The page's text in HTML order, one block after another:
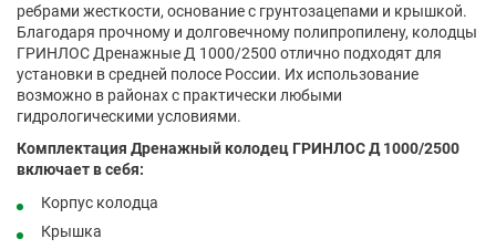
ребрами жесткости, основание с грунтозацепами и крышкой.
Благодаря прочному и долговечному полипропилену, колодцы
ГРИНЛОС Дренажные Д 1000/2500 отлично подходят для
установки в средней полосе России. Их использование
возможно в районах с практически любыми
гидрологическими условиями.
Комплектация Дренажный колодец ГРИНЛОС Д 1000/2500
включает в себя:
Корпус колодца
Крышка